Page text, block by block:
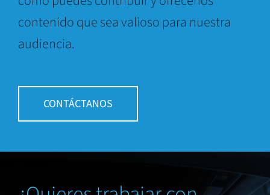
contenido que sea valioso para nuestra
audiencia.
CONTÁCTANOS